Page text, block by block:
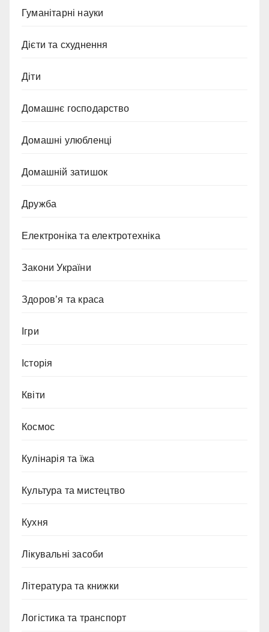
Гуманітарні науки
Дієти та схуднення
Діти
Домашнє господарство
Домашні улюбленці
Домашній затишок
Дружба
Електроніка та електротехніка
Закони України
Здоров’я та краса
Ігри
Історія
Квіти
Космос
Кулінарія та їжа
Культура та мистецтво
Кухня
Лікувальні засоби
Література та книжки
Логістика та транспорт